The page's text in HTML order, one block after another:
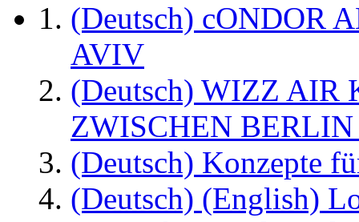
(Deutsch) cONDOR
AVIV
(Deutsch) WIZZ AIR
ZWISCHEN
(Deutsch) Konzepte
(Deutsch) (English)